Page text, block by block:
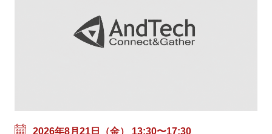
2026年8月21日（金） 13:30〜17:30